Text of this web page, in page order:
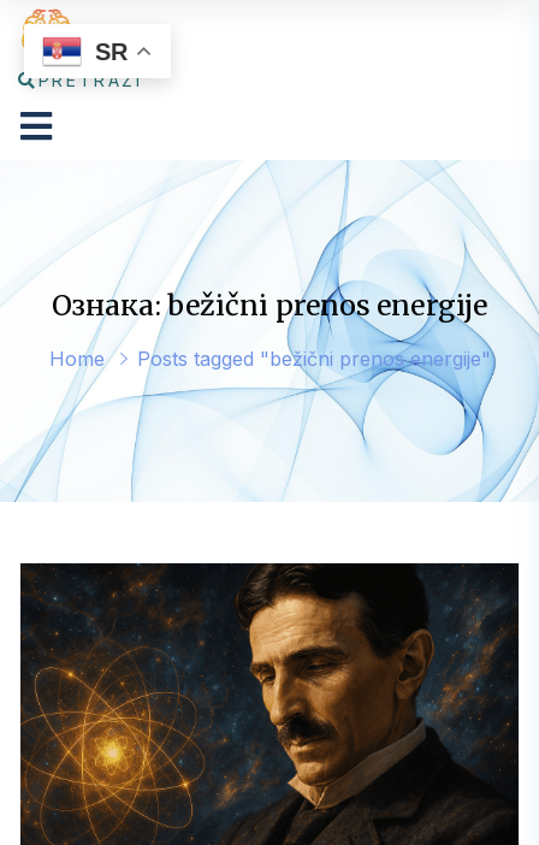
PRETRAŽI
Ознака: bežični prenos energije
Home Posts tagged "bežični prenos energije"
SR